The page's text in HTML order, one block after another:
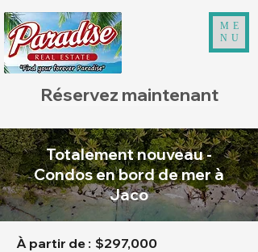
ME
NU
Réservez maintenant
Totalement nouveau -
Condos en bord de mer à
Jaco
À partir de : $297,000